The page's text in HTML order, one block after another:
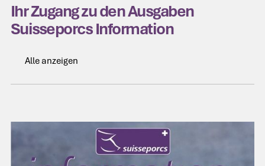
Ihr Zugang zu den Ausgaben
Suisseporcs Information
Alle anzeigen